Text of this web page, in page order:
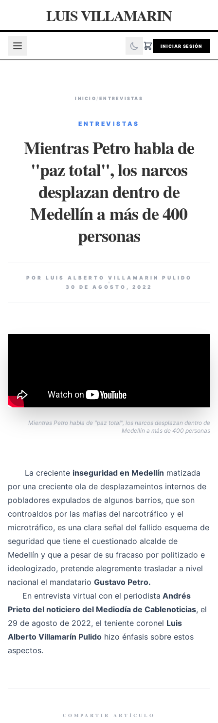
LUIS VILLAMARIN
INICIAR SESIÓN
INICIO / ENTREVISTAS
ENTREVISTAS
Mientras Petro habla de
"paz total", los narcos
desplazan dentro de
Medellín a más de 400
personas
POR LUIS ALBERTO VILLAMARIN PULIDO
30 DE AGOSTO, 2022
Mientras Petro habla de "paz total", los narcos desplazan dentro de
Medellín a más de 400 personas
La creciente inseguridad en Medellín matizada
por una creciente ola de desplazameintos internos de
pobladores expulados de algunos barrios, que son
controaldos por las mafias del narcotráfico y el
microtráfico, es una clara señal del fallido esquema de
seguridad que tiene el cuestionado alcalde de
Medellín y que a pesar de su fracaso por politizado e
ideologizado, pretende alegremente trasladar a nivel
nacional el mandatario Gustavo Petro.
En entrevista virtual con el periodista Andrés
Prieto del noticiero del Mediodía de Cablenoticias, el
29 de agosto de 2022, el teniente coronel Luis
Alberto Villamarín Pulido hizo énfasis sobre estos
aspectos.
COMPARTIR ARTÍCULO